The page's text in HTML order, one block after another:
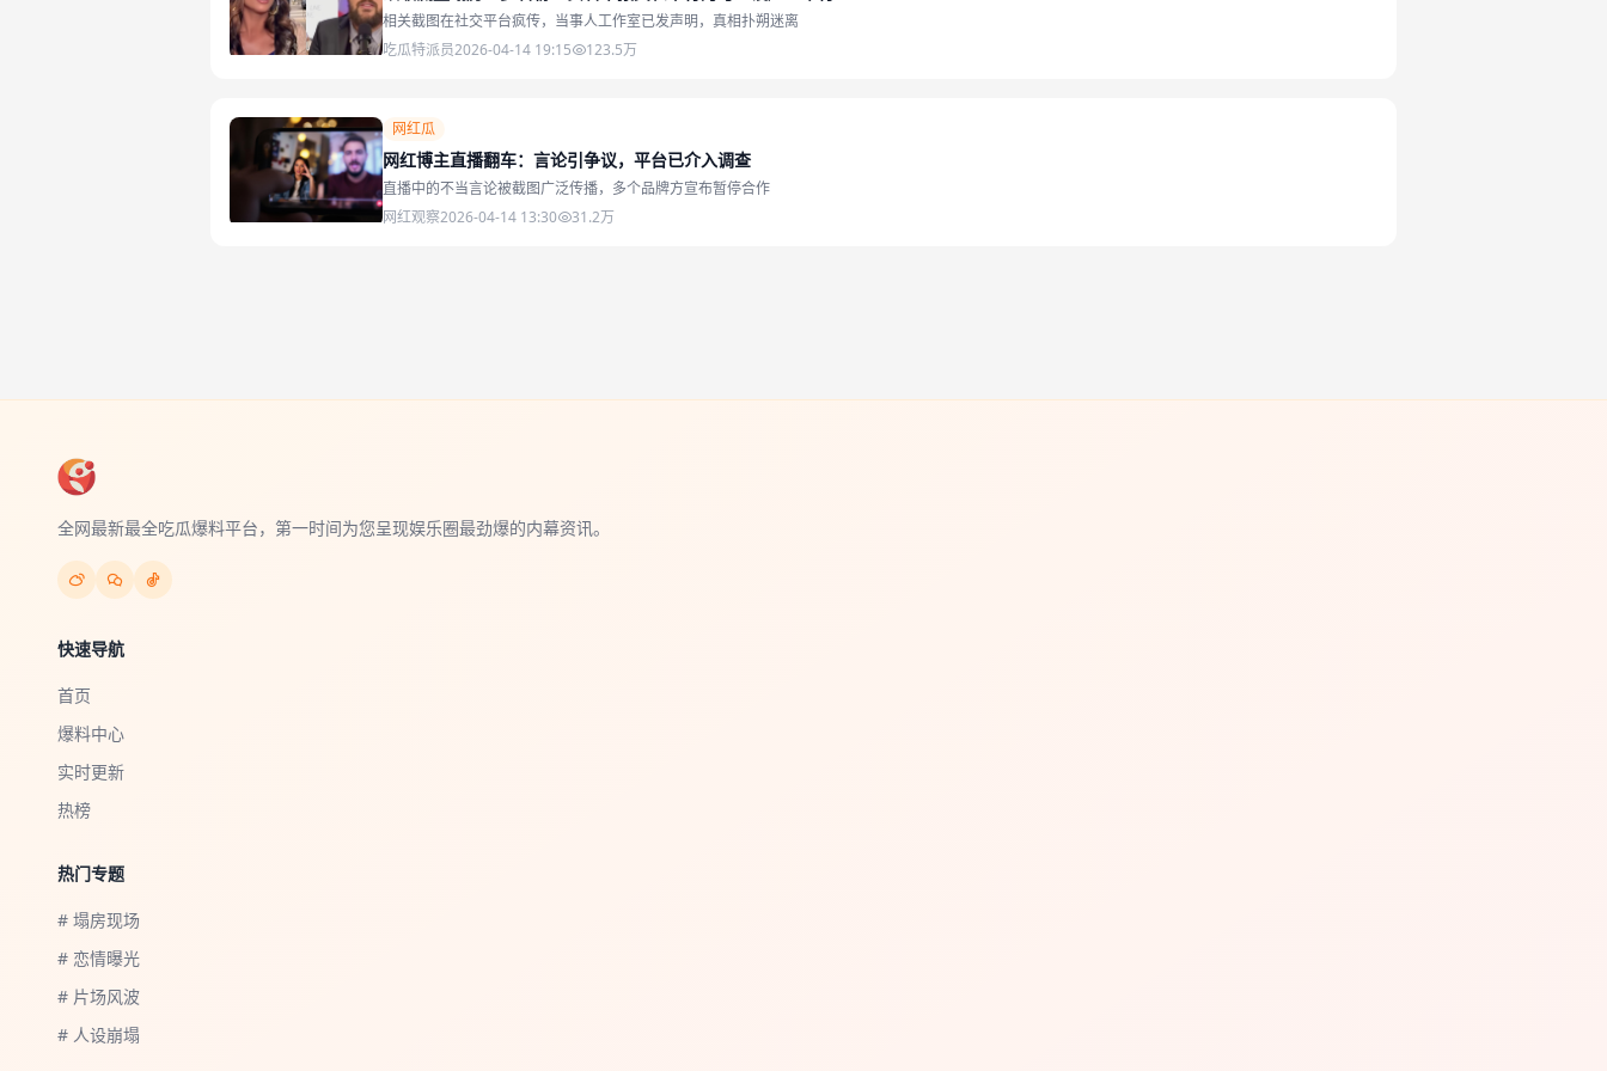
相关截图在社交平台疯传，当事人工作室已发声明，真相扑朔迷离
吃瓜特派员2026-04-14 19:15 123.5万
网红瓜
网红博主直播翻车：言论引争议，平台已介入调查
直播中的不当言论被截图广泛传播，多个品牌方宣布暂停合作
网红观察2026-04-14 13:30 31.2万
全网最新最全吃瓜爆料平台，第一时间为您呈现娱乐圈最劲爆的内幕资讯。
快速导航
首页
爆料中心
实时更新
热榜
热门专题
# 塌房现场
# 恋情曝光
# 片场风波
# 人设崩塌